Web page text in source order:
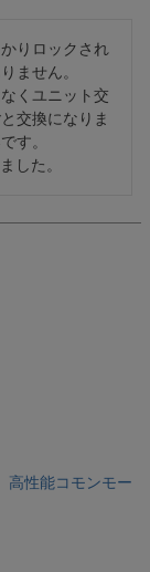
りロックされ
ません。
くユニット交
交換になりま
す。
した。
性能コモンモー